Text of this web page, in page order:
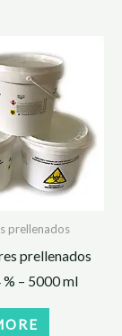
prellenados
prellenados
– 5000 ml